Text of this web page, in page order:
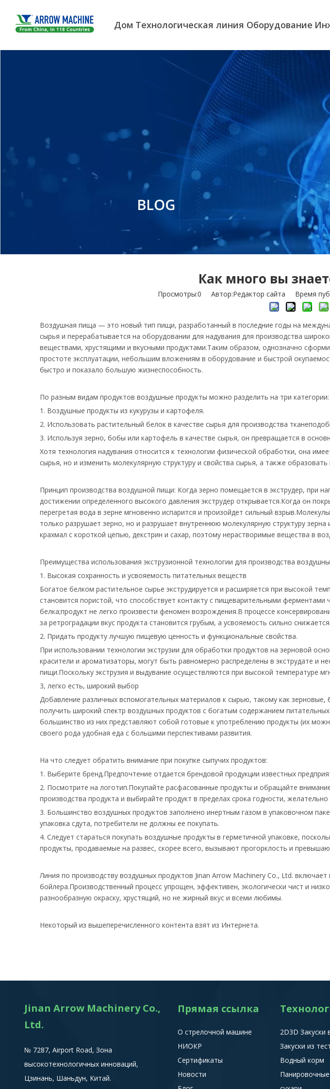
Дом Технологическая линия Оборудование
Как много вы
Просмотры:0 Автор:Pедактор сайта Время
Воздушная пища — это новый тип пищи, разработанный в последние годы на
сырья и перерабатывается на оборудовании для надувания для производства
веществами, хрустящими и вкусными продуктами.Таким образом, однозначно
простоте эксплуатации, небольшим вложениям в оборудование и быстрой
быстро и показало большую жизнеспособность.
По разным видам продуктов воздушные продукты можно разделить на три категории:
1. Воздушные продукты из кукурузы и картофеля.
2. Использовать растительный белок в качестве сырья для производства
3. Используя зерно, бобы или картофель в качестве сырья, он превращается в
Хотя технология надувания относится к технологии физической обработки, она
сырья, но и изменить молекулярную структуру и свойства сырья, а также
Принцип производства воздушной пищи: Когда зерно помещается в экструдер, при
достижении определенного высокого давления экструдер открывается.Когда он
перегретая вода в зерне мгновенно испарится и произойдет сильный
только разрушает зерно, но и разрушает внутреннюю молекулярную структуру
крахмал с короткой цепью, декстрин и сахар, поэтому нерастворимые вещества в
Преимущества использования экструзионной технологии для производства
1. Высокая сохранность и усвояемость питательных веществ
Богатое белком растительное сырье экструдируется и расширяется при высокой
становится пористой, что способствует контакту с пищеварительными
белка;продукт не легко произвести феномен возрождения.В процессе
за ретроградации вкус продукта становится грубым, а усвояемость сильно снижается.
2. Придать продукту лучшую пищевую ценность и функциональные свойства.
При использовании технологии экструзии для обработки продуктов на зерновой
красители и ароматизаторы, могут быть равномерно распределены в экструдате
пищи.Поскольку экструзия и выдувание осуществляются при высокой температуре
3, легко есть, широкий выбор
Добавление различных вспомогательных материалов к сырью, такому как
получить широкий спектр воздушных продуктов с богатым содержанием
большинство из них представляют собой готовые к употреблению продукты (их
своего рода удобная еда с большими перспективами развития.
На что следует обратить внимание при покупке сыпучих продуктов:
1. Выберите бренд.Предпочтение отдается брендовой продукции известных
2. Посмотрите на логотип.Покупайте расфасованные продукты и обращайте
производства продукта и выбирайте продукт в пределах срока годности,
3. Большинство воздушных продуктов заполнено инертным газом в упаковочном
упаковка сдута, потребители не должны ее покупать.
4. Следует стараться покупать воздушные продукты в герметичной упаковке,
продукты, продаваемые на развес, скорее всего, вызывают прогорклость и
Линия по производству воздушных продуктов Jinan Arrow Machinery Co., Ltd.
бойлера.Производственный процесс упрощен, эффективен, экологически чист и
разнообразную окраску, хрустящий, но не жирный вкус и всеми любимы.
Некоторый из вышеперечисленного контента взят из Интернета.
Jinan Arrow Machinery Co.,
Ltd.
№ 7287, Airport Road, Зона
высокотехнологичных инноваций,
Цзинань, Шаньдун, Китай.
Прямая ссылка
О стрелочной машине
НИОКР
Сертификаты
Новости
2D3D Закуски
Закуски из
Водный корм